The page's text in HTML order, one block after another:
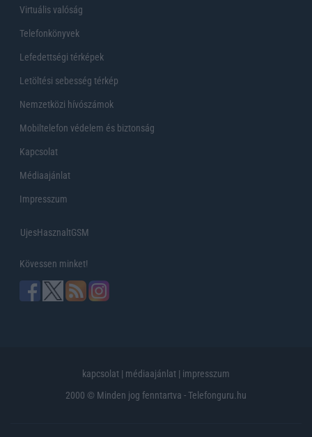
Virtuális valóság
Telefonkönyvek
Lefedettségi térképek
Letöltési sebesség térkép
Nemzetközi hívószámok
Mobiltelefon védelem és biztonság
Kapcsolat
Médiaajánlat
Impresszum
UjesHasznaltGSM
Kövessen minket!
kapcsolat | médiaajánlat | impresszum
2000 © Minden jog fenntartva - Telefonguru.hu